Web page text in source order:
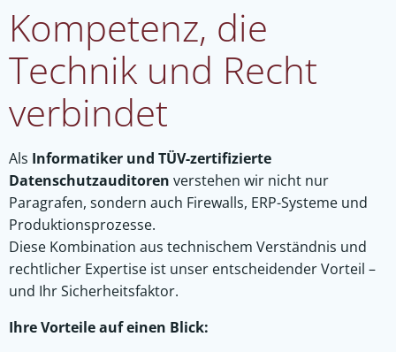
Kompetenz, die
Technik und Recht
verbindet
Als Informatiker und TÜV-zertifizierte
Datenschutzauditoren verstehen wir nicht nur
Paragrafen, sondern auch Firewalls, ERP-Systeme und
Produktionsprozesse.
Diese Kombination aus technischem Verständnis und
rechtlicher Expertise ist unser entscheidender Vorteil –
und Ihr Sicherheitsfaktor.
Ihre Vorteile auf einen Blick: